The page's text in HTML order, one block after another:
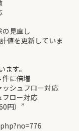
見直し
を更新していま
す。
に倍増
ュフロー対応
ロー対応
円）”